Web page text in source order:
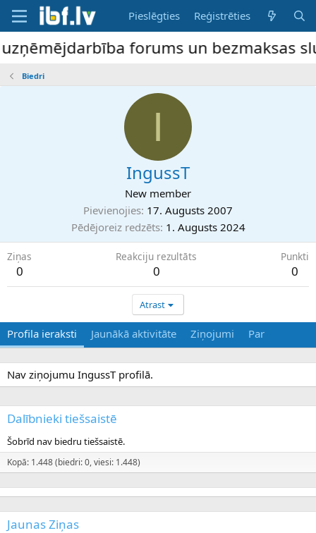
Pieslēgties Reģistrēties
forums un bezmaksas
Biedri
I
IngussT
New member
Pievienojies 17. Augusts 2007
Pēdējoreiz redzēts 1. Augusts 2024
Ziņas
0
Reakciju rezultāts
0
Punkti
0
Atrast
Profila ieraksti Jaunākā aktivitāte Ziņojumi Par
Nav ziņojumu IngussT profilā.
Dalībnieki tiešsaistē
Šobrīd nav biedru tiešsaistē.
Kopā: 1.448 (biedri: 0, viesi: 1.448)
Jaunas Ziņas